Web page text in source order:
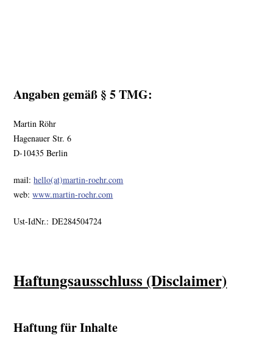
Angaben gemäß § 5 TMG:
Martin Röhr
Hagenauer Str. 6
D-10435 Berlin
mail:hello(at)martin-roehr.com
web:www.martin-roehr.com
Ust-IdNr.:DE284504724
Haftungsausschluss (Disclaimer)
Haftung für Inhalte